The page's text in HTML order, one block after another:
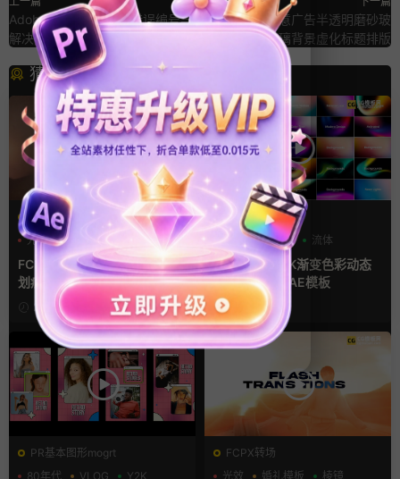
Adobe 常见下载/安装错误编号与
解决方案汇总
ae模板 8款创意广告半透明磨砂玻
璃背景虚化标题排版
猜你喜欢
FCPX转场
光效
复古风
支持Intel+M芯片
FCPX转场插件 15组光效胶片
划痕复古视频过渡
2天前
AE模板
弥散风
抽象 流体
ae背景模板 4K渐变色彩动态
背景循环动画AE模板
3周前
PR基本图形mogrt
80年代
VLOG Y2K
FCPX转场
光效
婚礼模板 棱镜